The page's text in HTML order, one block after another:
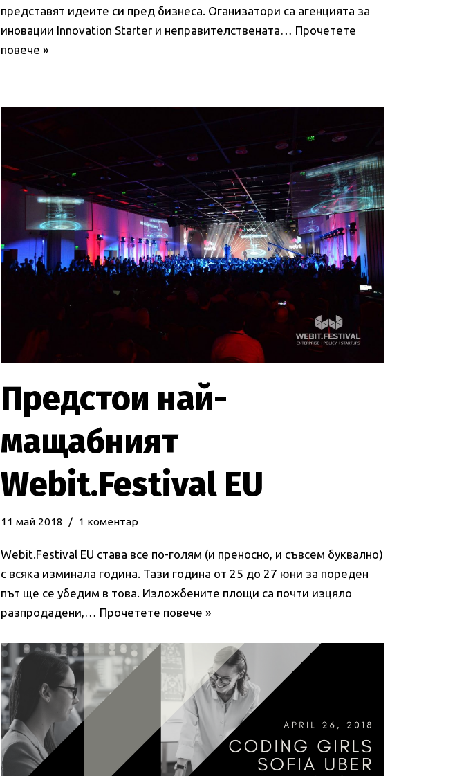
представят идеите си пред бизнеса. Оганизатори са агенцията за
иновации Innovation Starter и неправителствената… Прочетете
повече »
Предстои най-
мащабният
Webit.Festival EU
11 май 2018 1 коментар
Webit.Festival EU става все по-голям (и преносно, и съвсем буквално)
с всяка изминала година. Тази година от 25 до 27 юни за пореден
път ще се убедим в това. Изложбените площи са почти изцяло
разпродадени,… Прочетете повече »